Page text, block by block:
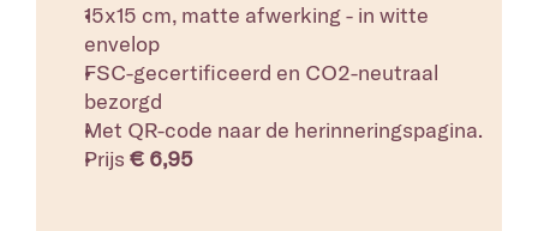
15x15 cm, matte afwerking - in witte
envelop
FSC-gecertificeerd en CO2-neutraal
bezorgd
Prijs € 6,95